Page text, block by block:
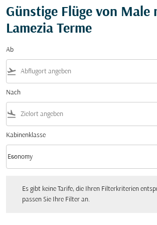
Günstige Flüge von Male
Lamezia Terme
Ab
flight_takeoff
Nach
flight_land
Kabinenklasse
Kabinenklasse option Economy Selected
Economy
keyboard_arrow_down
Es gibt keine Tarife, die Ihren Filterkriterien
passen Sie Ihre Filter an.